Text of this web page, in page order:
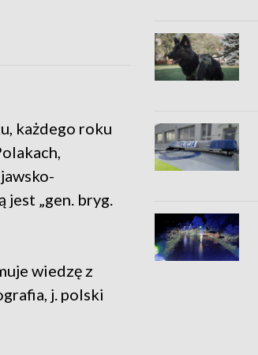
każdego roku
„gen. bryg.
wiedzę z
j. polski